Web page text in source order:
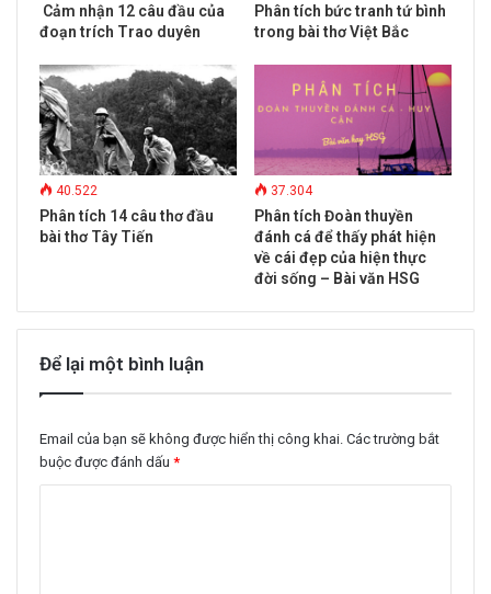
s
s
Cảm nhận 12 câu đầu của
đoạn trích Trao duyên
Phân tích bức tranh tứ bình
trong bài thơ Việt Bắc
40.522
Phân tích 14 câu thơ đầu
bài thơ Tây Tiến
37.304
Phân tích Đoàn thuyền
đánh cá để thấy phát hiện
về cái đẹp của hiện thực
đời sống – Bài văn HSG
Để lại một bình luận
Email của bạn sẽ không được hiển thị công khai. Các trường bắt
buộc được đánh dấu *